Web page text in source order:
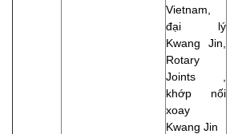
Vietnam,
đại lý
Kwang Jin,
Rotary
Joints ,
khớp nối
xoay
Kwang Jin